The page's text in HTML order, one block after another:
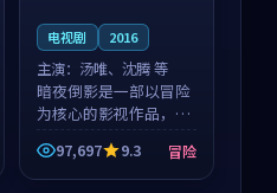
电视剧 2016
主演： 汤唯、沈腾 等
暗夜倒影是一部以冒险
为核心的影视作品，围
绕危机、反转与人物成
长展开，整体节奏紧
凑，值得推荐观看。
97,697 9.3 冒险